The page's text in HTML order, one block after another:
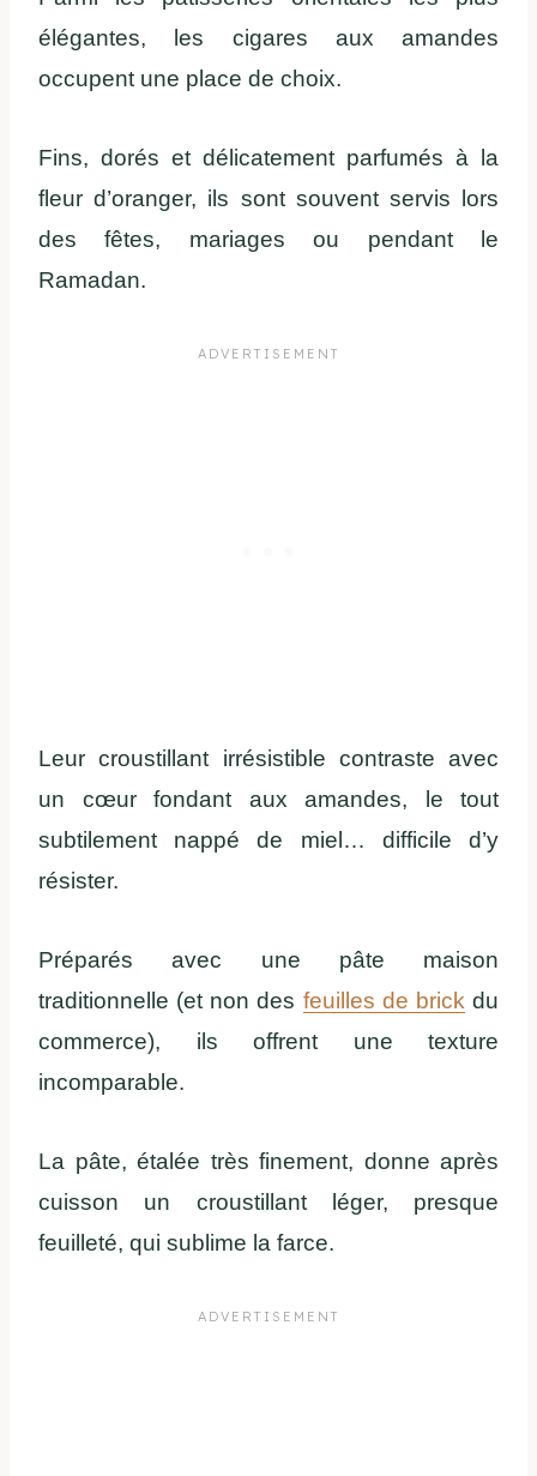
élégantes, les cigares aux amandes
occupent une place de choix.
Fins, dorés et délicatement parfumés à la
fleur d’oranger, ils sont souvent servis lors
des fêtes, mariages ou pendant le
Ramadan.
Leur croustillant irrésistible contraste avec
un cœur fondant aux amandes, le tout
subtilement nappé de miel… difficile d’y
résister.
Préparés avec une pâte maison
traditionnelle (et non des feuilles de brick du
commerce), ils offrent une texture
incomparable.
La pâte, étalée très finement, donne après
cuisson un croustillant léger, presque
feuilleté, qui sublime la farce.